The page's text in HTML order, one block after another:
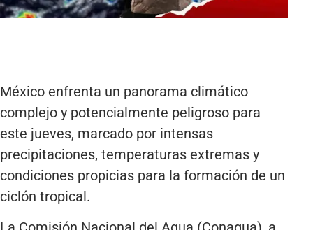
México enfrenta un panorama climático
complejo y potencialmente peligroso para
este jueves, marcado por intensas
precipitaciones, temperaturas extremas y
condiciones propicias para la formación de un
ciclón tropical.